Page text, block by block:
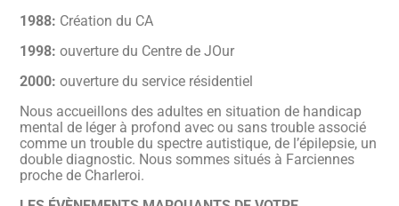
1988: Création du CA
1998: ouverture du Centre de JOur
2000: ouverture du service résidentiel
Nous accueillons des adultes en situation de handicap
mental de léger à profond avec ou sans trouble associé
comme un trouble du spectre autistique, de l’épilepsie, un
double diagnostic. Nous sommes situés à Farciennes
proche de Charleroi.